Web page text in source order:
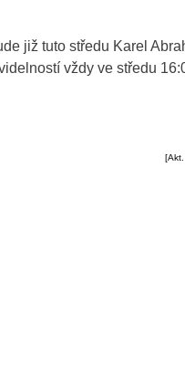
již tuto středu Karel
vždy ve středu